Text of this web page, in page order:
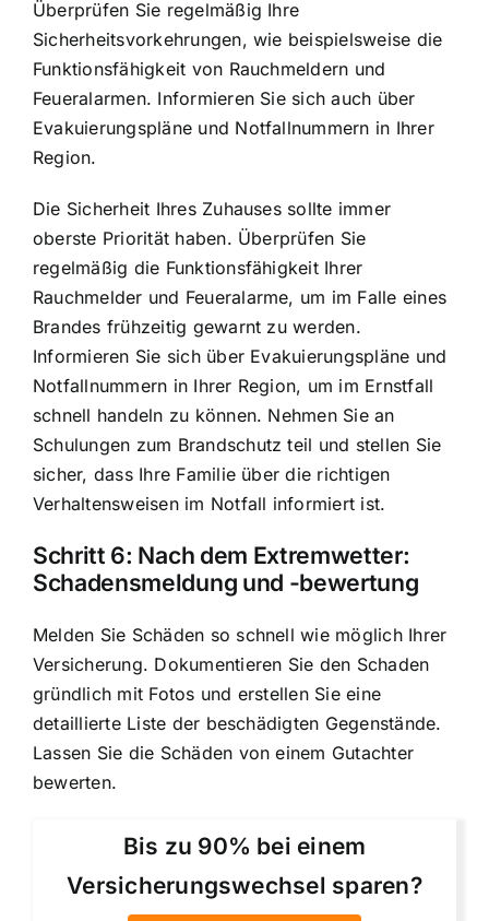
Überprüfen Sie regelmäßig Ihre
Sicherheitsvorkehrungen, wie beispielsweise die
Funktionsfähigkeit von Rauchmeldern und
Feueralarmen. Informieren Sie sich auch über
Evakuierungspläne und Notfallnummern in Ihrer
Region.
Die Sicherheit Ihres Zuhauses sollte immer
oberste Priorität haben. Überprüfen Sie
regelmäßig die Funktionsfähigkeit Ihrer
Rauchmelder und Feueralarme, um im Falle eines
Brandes frühzeitig gewarnt zu werden.
Informieren Sie sich über Evakuierungspläne und
Notfallnummern in Ihrer Region, um im Ernstfall
schnell handeln zu können. Nehmen Sie an
Schulungen zum Brandschutz teil und stellen Sie
sicher, dass Ihre Familie über die richtigen
Verhaltensweisen im Notfall informiert ist.
Schritt 6: Nach dem Extremwetter:
Schadensmeldung und -bewertung
Melden Sie Schäden so schnell wie möglich Ihrer
Versicherung. Dokumentieren Sie den Schaden
gründlich mit Fotos und erstellen Sie eine
detaillierte Liste der beschädigten Gegenstände.
Lassen Sie die Schäden von einem Gutachter
bewerten.
Bis zu 90% bei einem
Versicherungswechsel sparen?